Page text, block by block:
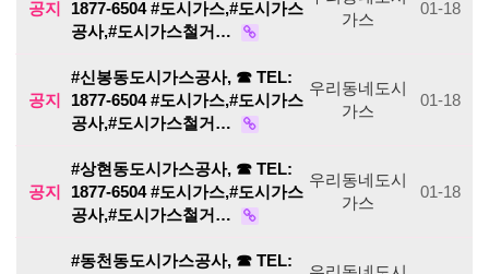
공지
1877-6504 #도시가스,#도시가스
공사,#도시가스철거…
가스
01-18
공지
#신봉동도시가스공사, ☎ TEL:
1877-6504 #도시가스,#도시가스
공사,#도시가스철거…
우리동네도시
가스
01-18
공지
#상현동도시가스공사, ☎ TEL:
1877-6504 #도시가스,#도시가스
공사,#도시가스철거…
우리동네도시
가스
01-18
#동천동도시가스공사, ☎ TEL: